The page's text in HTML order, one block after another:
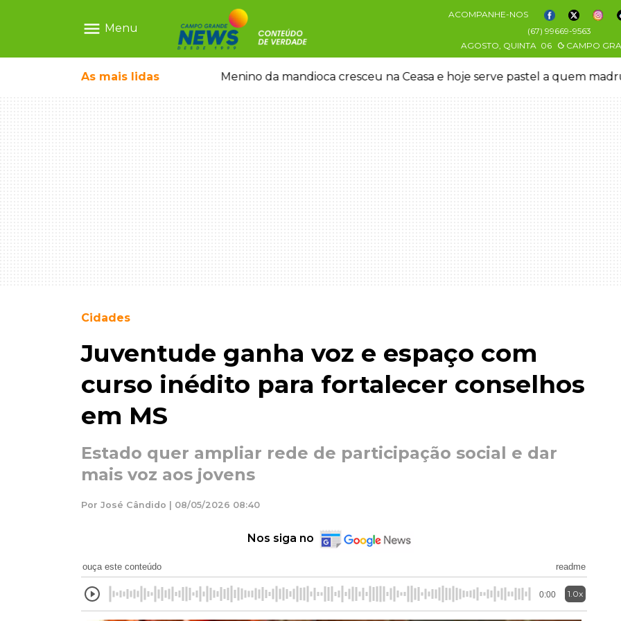
menu Menu
ACOMPANHE-NOS
(67) 99669-9563
AGOSTO, QUINTA 06 CAMPO
As mais lidas
não reconhece o filho queimado Menino da mandioca cresceu na Ceasa e hoje serve pastel a quem
Cidades
Juventude ganha voz e espaço com
curso inédito para fortalecer conselhos
em MS
Estado quer ampliar rede de participação social e dar
mais voz aos jovens
Por José Cândido | 08/05/2026 08:40
Nos siga no
ouça este conteúdo readme
0:00 1.0x